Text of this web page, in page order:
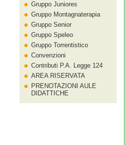
Gruppo Juniores
Gruppo Montagnaterapia
Gruppo Senior
Gruppo Speleo
Gruppo Torrentistico
Convenzioni
Contributi P.A. Legge 124
AREA RISERVATA
PRENOTAZIONI AULE
DIDATTICHE